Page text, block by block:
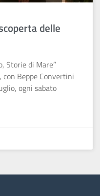
delle
Storie di Mare”
Beppe Convertini
ogni sabato